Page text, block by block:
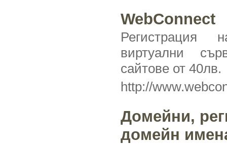
WebConnect
Регистрация
виртуални
сайтове от 40лв.
http://
Домейни,
домейн